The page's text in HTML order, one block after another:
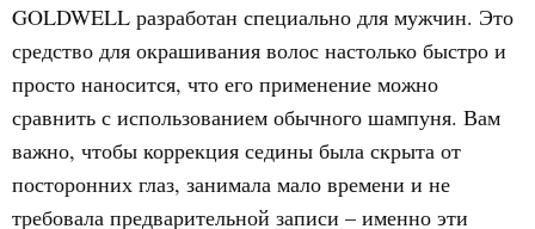
GOLDWELL разработан специально для мужчин. Это
средство для окрашивания волос настолько быстро и
просто наносится, что его применение можно
сравнить с использованием обычного шампуня. Вам
важно, чтобы коррекция седины была скрыта от
посторонних глаз, занимала мало времени и не
требовала предварительной записи – именно эти